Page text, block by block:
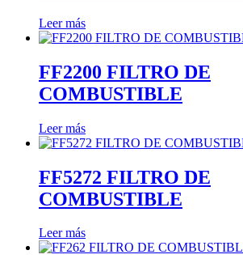
Leer más
FF2200 FILTRO DE
COMBUSTIBLE
Leer más
FF5272 FILTRO DE
COMBUSTIBLE
Leer más